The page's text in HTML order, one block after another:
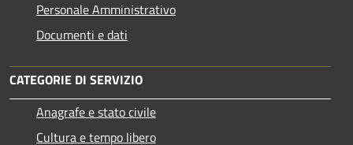
Personale Amministrativo
Documenti e dati
CATEGORIE DI SERVIZIO
Anagrafe e stato civile
Cultura e tempo libero